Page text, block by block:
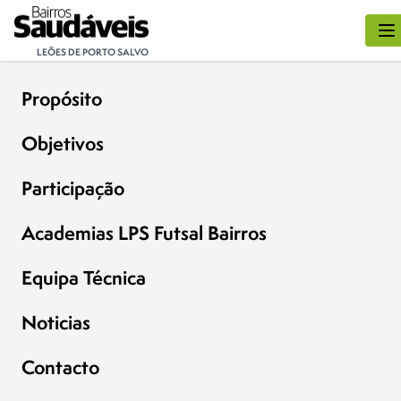
LEÕES DE PORTO SALVO
Propósito
Objetivos
Participação
Academias LPS Futsal Bairros
Equipa Técnica
Noticias
Contacto